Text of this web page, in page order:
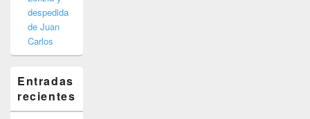
despedida
de Juan
Carlos
Entradas
recientes